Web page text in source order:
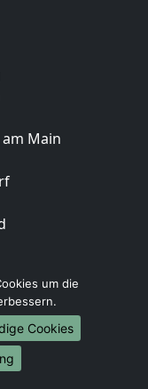
Main
um die
Cookies